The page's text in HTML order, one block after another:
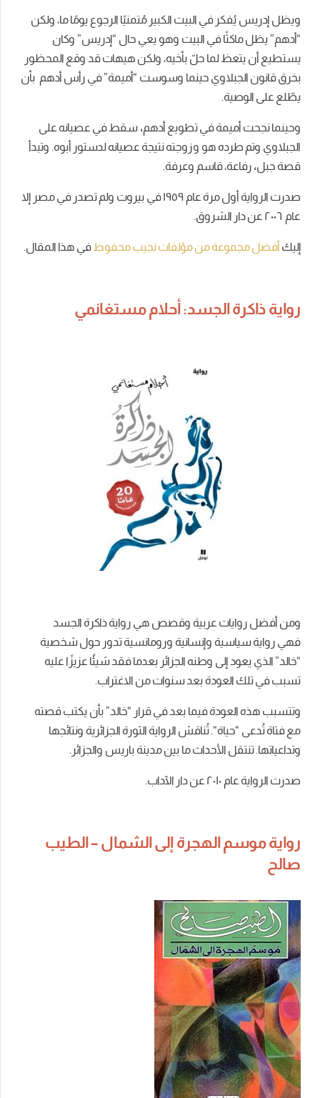
ويظل إدريس يُفكر في البيت الكبير مُتمنيًا الرجوع يومًا ما، ولكن
“أدهم” يظل ماكثًا في البيت وهو يعي حال “إدريس” وكان
يستطيع أن يتعظ لما حلّ بأخيه، ولكن هيهات قد وقع المحظور
بخرق قانون الجبلاوي حينما وسوست “أميمة” في رأس أدهم بأن
يطّلع على الوصية.
وحينما نجحت أميمةفي تطويع أدهم، سقط في عصيانه على
الجبلاوي وتم طرده هو وزوجته نتيجة عصيانه لدستور أبوه. وتبدأ
قصة جبل، رفاعة،قاسم وعرفة.
صدرت الرواية أول مرة عام ١٩٥٩ في بيروت ولم تصدر في مصر إلا
عام ٢٠٠٦ عن دار الشروق.
إليك أفضل مجموعة من مؤلفات نجيب محفوظفي هذا المقال.
رواية ذاكرة الجسد: أحلام مستغانمي
ومن أفضل روايات عربية وقصص هي روايةذاكرة الجسد
فهي روايةسياسية وإنسانية ورومانسيةتدور حولشخصية
“خالد” الذي يعود إلى وطنه الجزائر بعدمافقدشيئًا عزيزًا عليه
تسببفيتلك العودة بعدسنواتمن الاغتراب.
وتتسبب هذه العودةفيما بعدفيقرار “خالد” بأن يكتبقصته
معفتاةتُدعى “حياة“.تُناقش الرواية الثورة الجزائرية ونتائجها
وتداعياتها.تنتقل الأحداثما بينمدينة باريس والجزائر .
صدرت الرواية عام
رواية موسم الهجرة إلى الشمال – الطيب
صالح